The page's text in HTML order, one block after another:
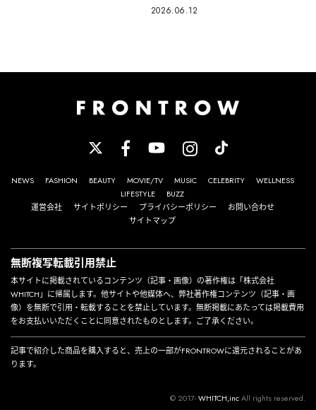
2026.06.12
NEWS FASHION BEAUTY MOVIE/TV MUSIC CELEBRITY
WELLNESS
LIFESTYLE
BUZZ
運営会社
サイトポリシー プライバシーポリシー
お問い合わせ
サイトマップ
無断複写転載引用禁止
本サイトに掲載されているコンテンツ（記事・画像）の著作権は「株式会社
WHITCH」に帰属します。他サイトや他媒体へ、弊社著作権コンテンツ（記事・画
像）を無断で引用・転載することを禁止しています。無断掲載にあたっては掲載費用
をお支払いいただくことに同意されたものとします。ご了承ください。
記事で紹介した商品を購入すると、売上の一部がFRONTROWに還元されることがあ
ります。
© 2017-WHITCH,incAll rights reserved.